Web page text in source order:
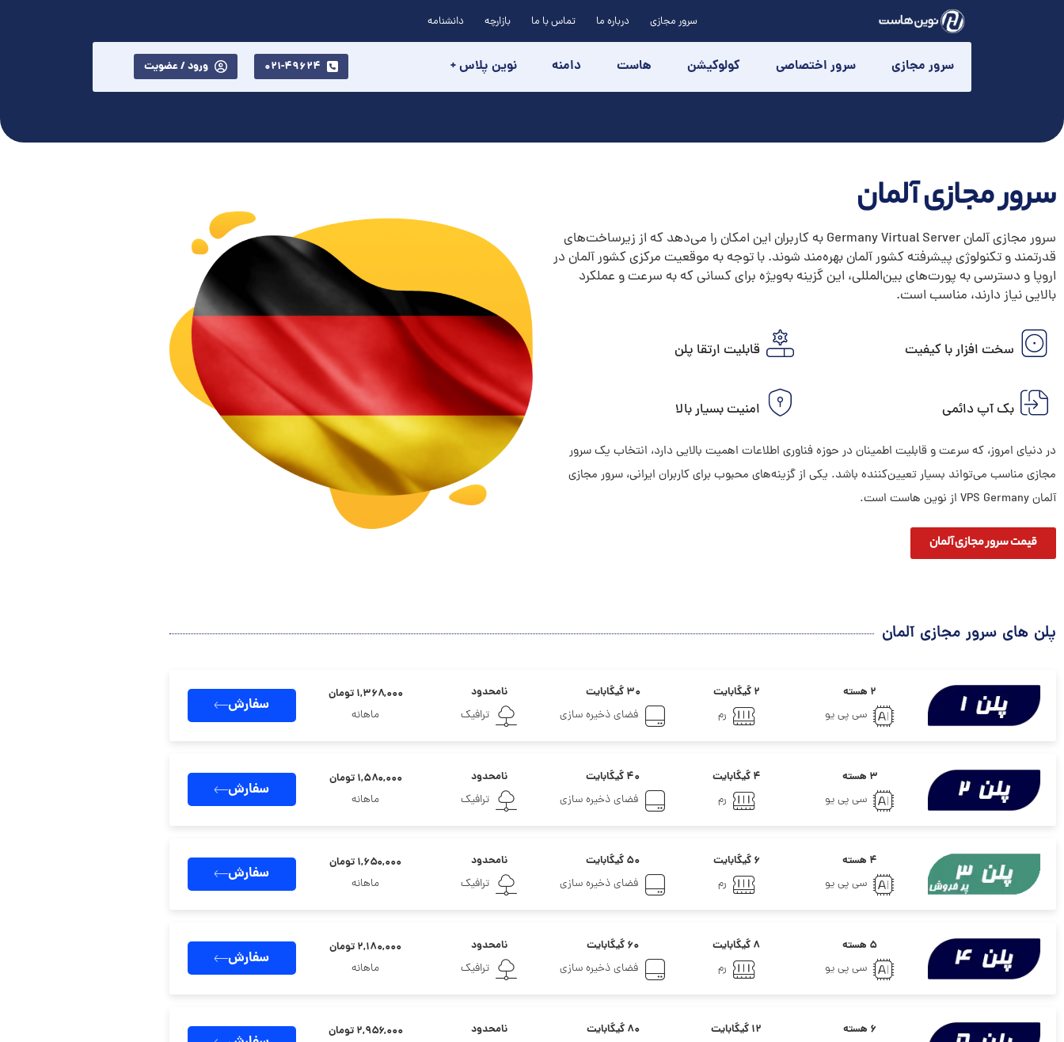
سرور مجازی درباره ما تماس با ما بازارچه دانشنامه
سرور مجازی سرور اختصاصی کولوکیشن هاست دامنه نوین پلاس + 021-49624 ورود / عضویت
سرور مجازی آلمان
سرور مجازی آلمان Germany Virtual Server به کاربران این امکان را می‌دهد که از زیرساخت‌های
قدرتمند و تکنولوژی پیشرفته کشور آلمان بهره‌مند شوند. با توجه به موقعیت مرکزی کشور آلمان در
اروپا و دسترسی به پورت‌های بین‌المللی، این گزینه به‌ویژه برای کسانی که به سرعت و عملکرد
بالایی نیاز دارند، مناسب است.
سخت افزار با کیفیت قابلیت ارتقا پلن
بک آپ دائمی امنیت بسیار بالا
در دنیای امروز، که سرعت و قابلیت اطمینان در حوزه فناوری اطلاعات اهمیت بالایی دارد، انتخاب یک سرور
مجازی مناسب می‌تواند بسیار تعیین‌کننده باشد. یکی از گزینه‌های محبوب برای کاربران ایرانی، سرور مجازی
آلمان VPS Germany از نوین هاست است.
قیمت سرور مجازی آلمان
پلن های سرور مجازی آلمان
۲ هسته
سی پی یو
۲ گیگابایت
رم
۳۰ گیگابایت
فضای ذخیره سازی
نامحدود
ترافیک
۱,۳۶۸,۰۰۰ تومان
ماهانه
سفارش
۳ هسته
سی پی یو
۴ گیگابایت
رم
۴۰ گیگابایت
فضای ذخیره سازی
نامحدود
ترافیک
۱,۵۸۰,۰۰۰ تومان
ماهانه
سفارش
۴ هسته
سی پی یو
۶ گیگابایت
رم
۵۰ گیگابایت
فضای ذخیره سازی
نامحدود
ترافیک
۱,۶۵۰,۰۰۰ تومان
ماهانه
سفارش
۵ هسته
سی پی یو
۸ گیگابایت
رم
۶۰ گیگابایت
فضای ذخیره سازی
نامحدود
ترافیک
۲,۱۸۰,۰۰۰ تومان
ماهانه
سفارش
۶ هسته
۱۲ گیگابایت
۸۰ گیگابایت
نامحدود
۲,۹۵۶,۰۰۰ تومان